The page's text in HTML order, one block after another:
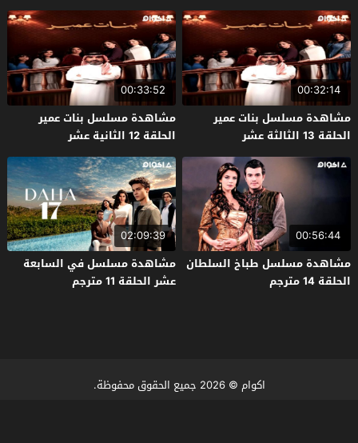
00:32:14
مشاهدة مسلسل بنات عمير
الحلقة 13 الثالثة عشر
00:33:52
مشاهدة مسلسل بنات عمير
الحلقة 12 الثانية عشر
00:56:44
مشاهدة مسلسل طباخ السلطان
الحلقة 14 مترجم
02:09:39
مشاهدة مسلسل في السابعة
عشر الحلقة 11 مترجم
اكوام © 2026 جميع الحقوق محفوظة.